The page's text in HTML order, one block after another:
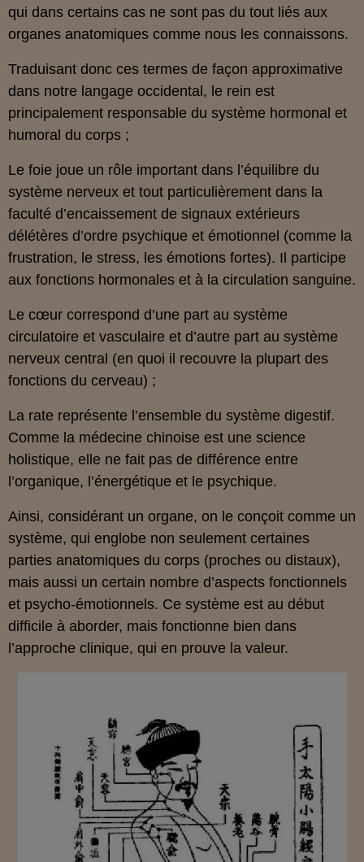
qui dans certains cas ne sont pas du tout liés aux
organes anatomiques comme nous les connaissons.
Traduisant donc ces termes de façon approximative
dans notre langage occidental, le rein est
principalement responsable du système hormonal et
humoral du corps ;
Le foie joue un rôle important dans l’équilibre du
système nerveux et tout particulièrement dans la
faculté d’encaissement de signaux extérieurs
délétères d’ordre psychique et émotionnel (comme la
frustration, le stress, les émotions fortes). Il participe
aux fonctions hormonales et à la circulation sanguine.
Le cœur correspond d’une part au système
circulatoire et vasculaire et d’autre part au système
nerveux central (en quoi il recouvre la plupart des
fonctions du cerveau) ;
La rate représente l’ensemble du système digestif.
Comme la médecine chinoise est une science
holistique, elle ne fait pas de différence entre
l’organique, l’énergétique et le psychique.
Ainsi, considérant un organe, on le conçoit comme un
système, qui englobe non seulement certaines
parties anatomiques du corps (proches ou distaux),
mais aussi un certain nombre d’aspects fonctionnels
et psycho-émotionnels. Ce système est au début
difficile à aborder, mais fonctionne bien dans
l’approche clinique, qui en prouve la valeur.